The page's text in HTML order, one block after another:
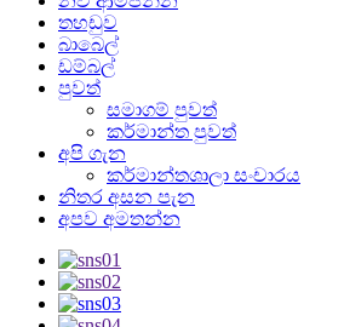
තහඩුව
බාබෙල්
ඩම්බල්
පුවත්
සමාගම් පුවත්
කර්මාන්ත පුවත්
අපි ගැන
කර්මාන්තශාලා සංචාරය
නිතර අසන පැන
අපව අමතන්න